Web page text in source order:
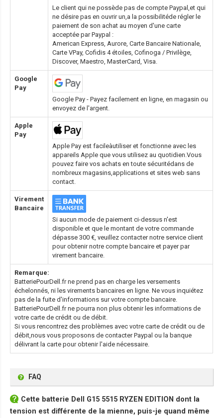
Le client qui ne possède pas de compte Paypal,et qui
ne désire pas en ouvrir un,a la possibilitéde régler le
paiement de son achat au moyen d'une carte
acceptée par Paypal :
American Express, Aurore, Carte Bancaire Nationale,
Carte VPay, Cofidis 4 étoiles, Cofinoga / Privilège,
Discover, Maestro, MasterCard, Visa.
Google
Pay
Google Pay - Payez facilement en ligne, en magasin ou
envoyez de l'argent.
Apple
Pay
Apple Pay est facileàutiliser et fonctionne avec les
appareils Apple que vous utilisez au quotidien.Vous
pouvez faire vos achats en toute sécuritédans de
nombreux magasins,applications et sites web sans
contact.
Virement
Bancaire
Si aucun mode de paiement ci-dessus n'est
disponible et que le montant de votre commande
dépasse 300 €, veuillez contacter notre service client
pour obtenir notre compte bancaire et payer par
virement bancaire.
Remarque:
BatteriePourDell.fr ne prend pas en charge les versements
échelonnés, ni les virements bancaires en ligne. Ne vous inquiétez
pas de la fuite d'informations sur votre compte bancaire.
BatteriePourDell.fr ne pourra non plus obtenir les informations de
votre carte de crédit ou de débit.
Si vous rencontrez des problèmes avec votre carte de crédit ou de
débit,nous vous proposons de contacter Paypal ou la banque
délivrant la carte pour obtenir l'aide nécessaire.
FAQ
Cette batterie Dell G15 5515 RYZEN EDITION dont la
tension est différente de la mienne, puis-je quand même